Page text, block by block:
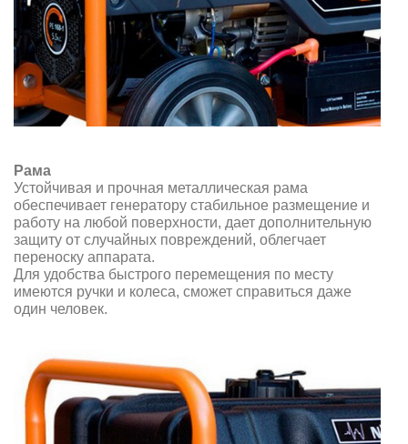
Рама
Устойчивая и прочная металлическая рама
обеспечивает генератору стабильное размещение и
работу на любой поверхности, дает дополнительную
защиту от случайных повреждений, облегчает
переноску аппарата.
Для удобства быстрого перемещения по месту
имеются ручки и колеса, сможет справиться даже
один человек.